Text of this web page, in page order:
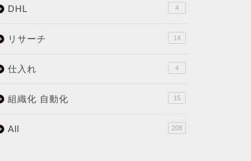
DHL 4
リサーチ 14
仕入れ 4
組織化 自動化 15
All 208